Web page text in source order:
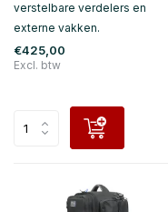
verstelbare verdelers en
externe vakken.
€425,00
Excl. btw